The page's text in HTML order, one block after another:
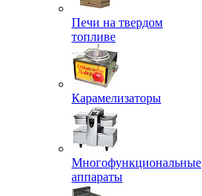
Печи на твердом
топливе
Карамелизаторы
Многофункциональные
аппараты